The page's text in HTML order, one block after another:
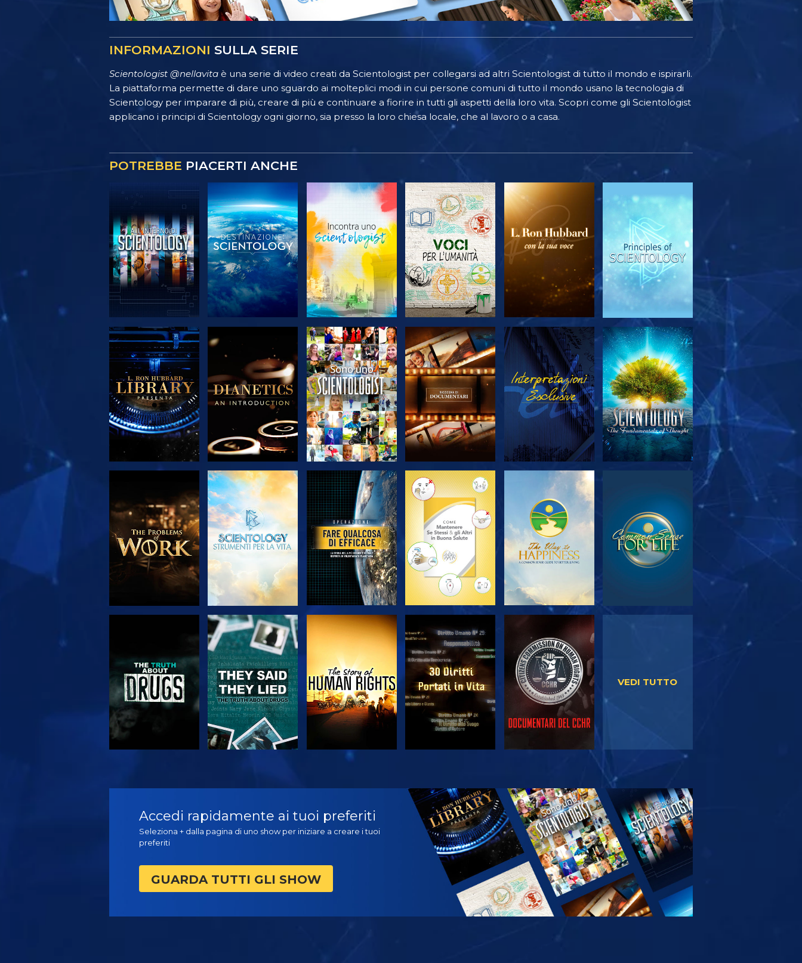
INFORMAZIONI SULLA SERIE
Scientologist @nellavita è una serie di video creati da Scientologist per collegarsi ad altri Scientologist di tutto il mondo e ispirarli.
La piattaforma permette di dare uno sguardo ai molteplici modi in cui persone comuni di tutto il mondo usano la tecnologia di
Scientology per imparare di più, creare di più e continuare a fiorire in tutti gli aspetti della loro vita. Scopri come gli Scientologist
applicano i principi di Scientology ogni giorno, sia presso la loro chiesa locale, che al lavoro o a casa.
POTREBBE PIACERTI ANCHE
ESPLORA LE
SERIE
ESPLORA LE
SERIE
ESPLORA LE
SERIE
ESPLORA LE
SERIE
ESPLORA LE
SERIE
GUARDA
ESPLORA LE
SERIE
GUARDA
ESPLORA LE
SERIE
ESPLORA LE
SERIE
ESPLORA LE
SERIE
GUARDA GUARDA GUARDA GUARDA
GUARDA
ESPLORA LE
SERIE
VEDI TUTTO
Accedi rapidamente ai tuoi preferiti
Seleziona + dalla pagina di uno show per iniziare a creare i tuoi
preferiti
GUARDA TUTTI GLI SHOW